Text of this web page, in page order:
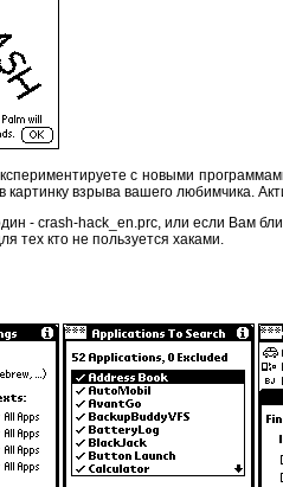
с новыми
взрыва вашего любимчика.
- сrash-hack_en.prc, или если Вам
тех кто не пользуется хаками.